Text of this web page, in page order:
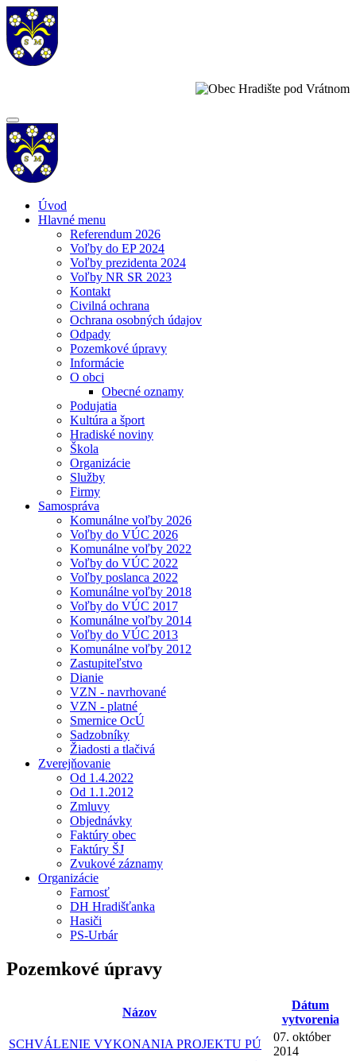
Úvod
Hlavné menu
Referendum 2026
Voľby do EP 2024
Voľby prezidenta 2024
Voľby NR SR 2023
Kontakt
Civilná ochrana
Ochrana osobných údajov
Odpady
Pozemkové úpravy
Informácie
O obci
Obecné oznamy
Podujatia
Kultúra a šport
Hradiské noviny
Škola
Organizácie
Služby
Firmy
Samospráva
Komunálne voľby 2026
Voľby do VÚC 2026
Komunálne voľby 2022
Voľby do VÚC 2022
Voľby poslanca 2022
Komunálne voľby 2018
Voľby do VÚC 2017
Komunálne voľby 2014
Voľby do VÚC 2013
Komunálne voľby 2012
Zastupiteľstvo
Dianie
VZN - navrhované
VZN - platné
Smernice OcÚ
Sadzobníky
Žiadosti a tlačivá
Zverejňovanie
Od 1.4.2022
Od 1.1.2012
Zmluvy
Objednávky
Faktúry obec
Faktúry ŠJ
Zvukové záznamy
Organizácie
Farnosť
DH Hradišťanka
Hasiči
PS-Urbár
Pozemkové úpravy
Názov
Dátum
vytvorenia
SCHVÁLENIE VYKONANIA PROJEKTU PÚ
07. október
2014